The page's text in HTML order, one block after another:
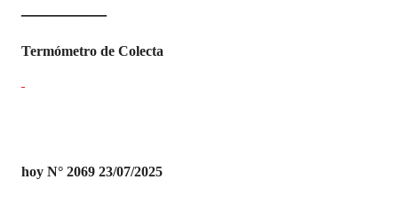
————
Termómetro de Colecta
hoy N° 2069 23/07/2025